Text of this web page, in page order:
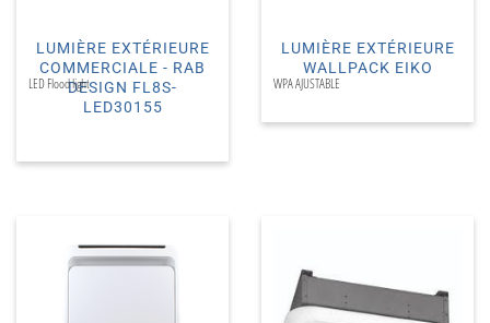
LUMIÈRE EXTÉRIEURE
COMMERCIALE - RAB
DESIGN FL8S-
LED30155
LED Flood light
LUMIÈRE EXTÉRIEURE
WALLPACK EIKO
WPA AJUSTABLE